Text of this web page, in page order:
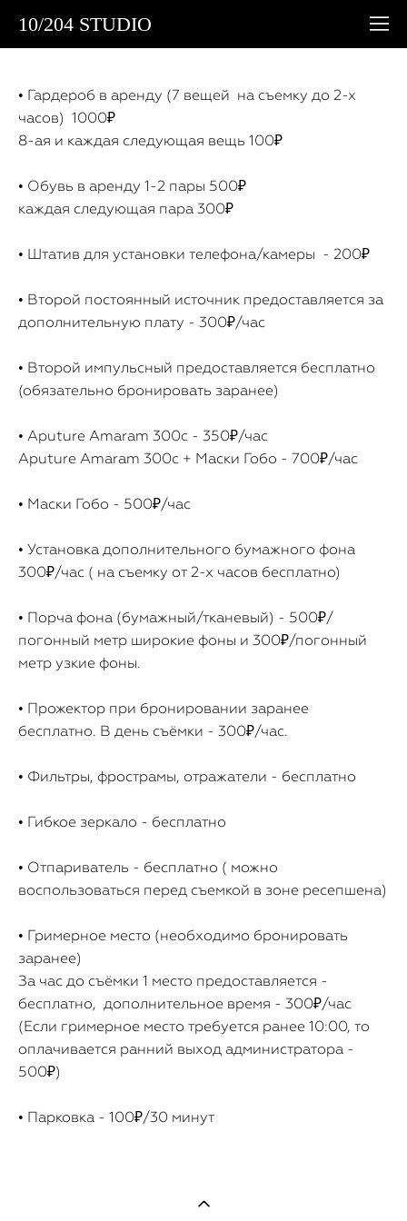
10/204 STUDIO
• Гардероб в аренду (7 вещей на съемку до 2-х
часов) 1000₽
8-ая и каждая следующая вещь 100₽
• Обувь в аренду 1-2 пары 500₽
каждая следующая пара 300₽
• Штатив для установки телефона/камеры - 200₽
• Второй постоянный источник предоставляется за
дополнительную плату - 300₽/час
• Второй импульсный предоставляется бесплатно
(обязательно бронировать заранее)
• Aputure Amaram 300c - 350₽/час
Aputure Amaram 300c + Маски Гобо - 700₽/час
• Маски Гобо - 500₽/час
• Установка дополнительного бумажного фона
300₽/час ( на съемку от 2-х часов бесплатно)
• Порча фона (бумажный/тканевый) - 500₽/
погонный метр широкие фоны и 300₽/погонный
метр узкие фоны.
• Прожектор при бронировании заранее
бесплатно. В день съёмки - 300₽/час.
• Фильтры, фрострамы, отражатели - бесплатно
• Гибкое зеркало - бесплатно
• Отпариватель - бесплатно ( можно
воспользоваться перед съемкой в зоне ресепшена)
• Гримерное место (необходимо бронировать
заранее)
За час до съёмки 1 место предоставляется -
бесплатно, дополнительное время - 300₽/час
(Если гримерное место требуется ранее 10:00, то
оплачивается ранний выход администратора -
500₽)
• Парковка - 100₽/30 минут